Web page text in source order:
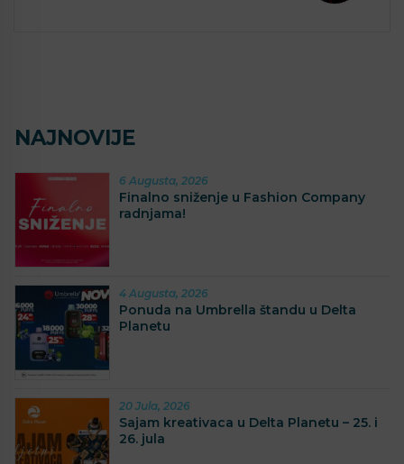
NAJNOVIJE
6 Augusta, 2026
Finalno sniženje u Fashion Company
radnjama!
4 Augusta, 2026
Ponuda na Umbrella štandu u Delta
Planetu
20 Jula, 2026
Sajam kreativaca u Delta Planetu – 25. i
26. jula